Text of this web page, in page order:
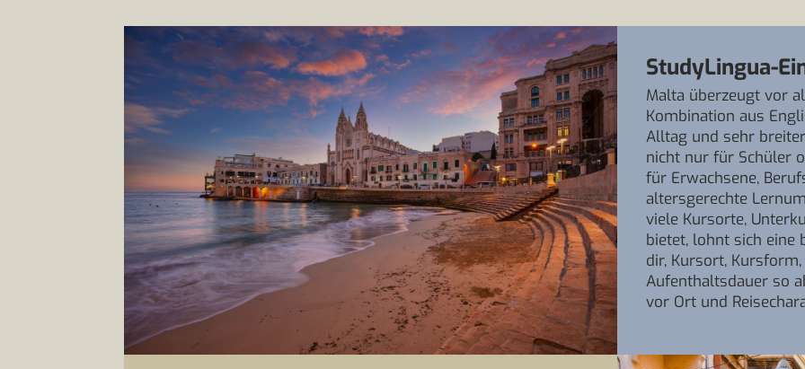
StudyLingua-
Malta überzeugt vor
Kombination aus
Alltag und sehr
nicht nur für Schüler
für Erwachsene,
altersgerechte
viele Kursorte,
bietet, lohnt sich eine
dir, Kursort,
Aufenthaltsdauer so
vor Ort und